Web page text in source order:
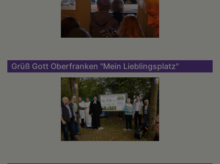
Grüß Gott Oberfranken "Mein Lieblingsplatz"